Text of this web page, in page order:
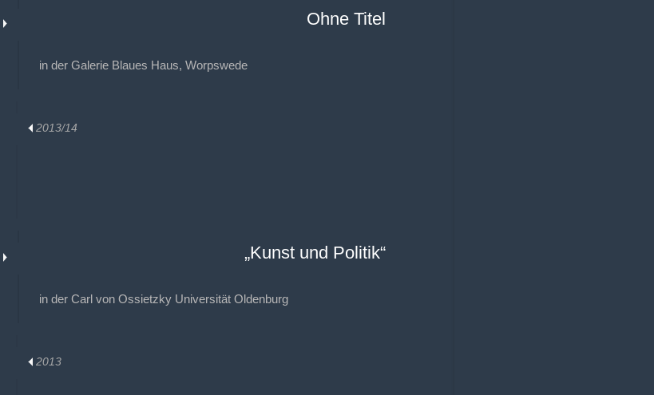
Ohne Titel
in der Galerie Blaues Haus, Worpswede
2013/14
„Kunst und Politik“
in der Carl von Ossietzky Universität Oldenburg
2013